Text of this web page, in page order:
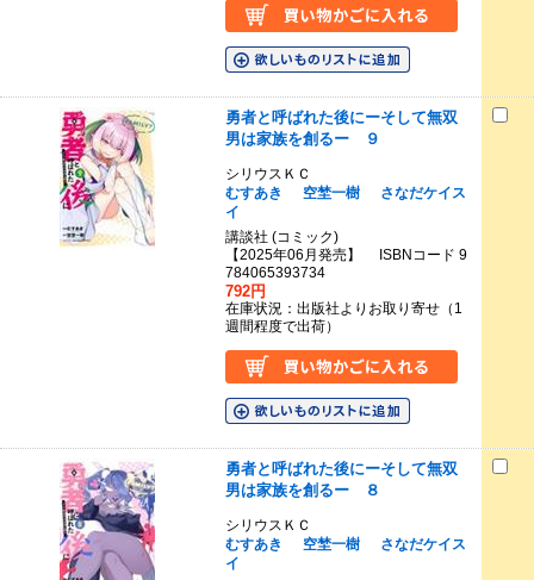
勇者と呼ばれた後にーそして無双
男は家族を創るー ９
シリウスＫＣ
むすあき
空埜一樹
さなだケイス
イ
講談社 (コミック)
【2025年06月発売】 ISBNコード 9
784065393734
792円
在庫状況：出版社よりお取り寄せ（1
週間程度で出荷）
勇者と呼ばれた後にーそして無双
男は家族を創るー ８
シリウスＫＣ
むすあき
空埜一樹
さなだケイス
イ